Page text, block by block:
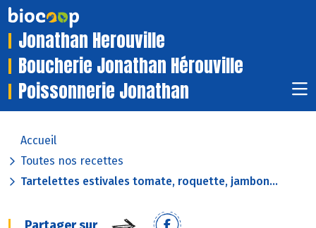
Jonathan Herouville
Boucherie Jonathan Hérouville
Poissonnerie Jonathan
Accueil
Toutes nos recettes
Tartelettes estivales tomate, roquette, jambon...